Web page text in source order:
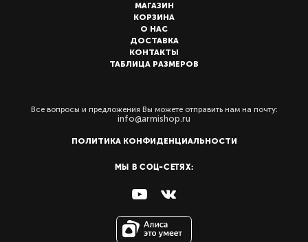
МАГАЗИН
КОРЗИНА
О НАС
ДОСТАВКА
КОНТАКТЫ
ТАБЛИЦА РАЗМЕРОВ
Все вопросы и предложения Вы можете отправить нам на почту:
info@armishop.ru
ПОЛИТИКА КОНФИДЕНЦИАЛЬНОСТИ
МЫ В СОЦ-СЕТЯХ: